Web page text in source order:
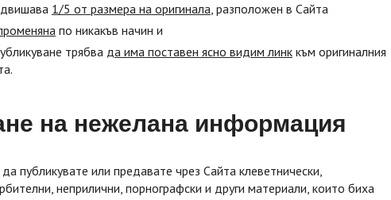
1/5 от размера на оригинала, разположен в Сайта
по никакъв начин и
трябва да има поставен ясно видим линк към оригиналния
на нежелана информация
публикувате или предавате чрез Сайта клеветнически,
неприлични, порнографски и други материали, които биха